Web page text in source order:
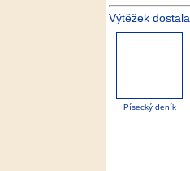
Výtěžek
Písecký deník